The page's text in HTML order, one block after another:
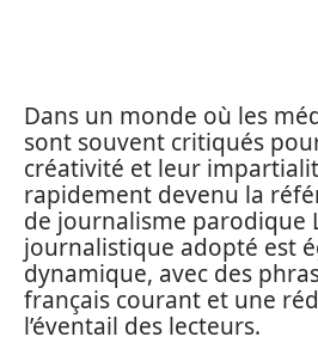
Dans un monde où les
sont souvent critiqués
créativité et leur
rapidement devenu la
de journalisme parodique
journalistique adopté est
dynamique, avec des
français courant et une
l’éventail des lecteurs.